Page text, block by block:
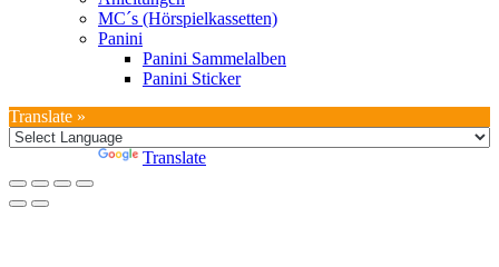
MC´s (Hörspielkassetten)
Panini
Panini Sammelalben
Panini Sticker
Translate »
Translate